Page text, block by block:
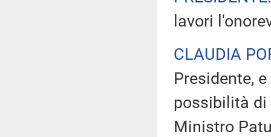
lavori
CLAUDIA
Presidente,
possibilità di
Ministro